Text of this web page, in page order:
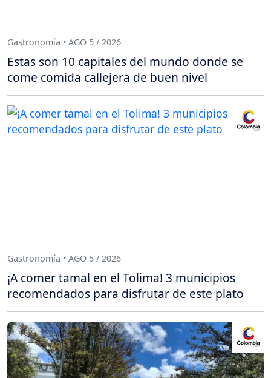
Gastronomía • AGO 5 / 2026
Estas son 10 capitales del mundo donde se
come comida callejera de buen nivel
Gastronomía • AGO 5 / 2026
¡A comer tamal en el Tolima! 3 municipios
recomendados para disfrutar de este plato